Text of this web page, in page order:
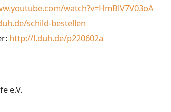
watch?v=HmBlV7V03oA
schild-bestellen
http://l.duh.de/p220602a
e.V.